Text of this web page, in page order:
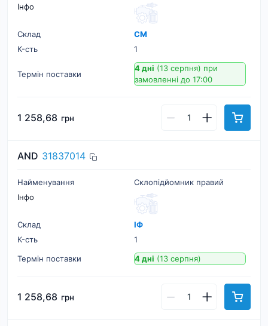
Інфо
Склад
СМ
К-cть
1
Термін поставки
4 дні (13 серпня) при
замовленні до 17:00
1 258,68 грн
AND 31837014
Найменування
Склопідйомник правий
Інфо
Склад
ІФ
К-cть
1
Термін поставки
4 дні (13 серпня)
1 258,68 грн